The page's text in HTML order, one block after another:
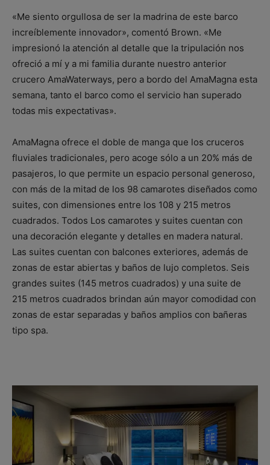
«Me siento orgullosa de ser la madrina de este barco
increíblemente innovador», comentó Brown. «Me
impresionó la atención al detalle que la tripulación nos
ofreció a mí y a mi familia durante nuestro anterior
crucero AmaWaterways, pero a bordo del AmaMagna esta
semana, tanto el barco como el servicio han superado
todas mis expectativas».
AmaMagna ofrece el doble de manga que los cruceros
fluviales tradicionales, pero acoge sólo a un 20% más de
pasajeros, lo que permite un espacio personal generoso,
con más de la mitad de los 98 camarotes diseñados como
suites, con dimensiones entre los 108 y 215 metros
cuadrados. Todos Los camarotes y suites cuentan con
una decoración elegante y detalles en madera natural.
Las suites cuentan con balcones exteriores, además de
zonas de estar abiertas y baños de lujo completos. Seis
grandes suites (145 metros cuadrados) y una suite de
215 metros cuadrados brindan aún mayor comodidad con
zonas de estar separadas y baños amplios con bañeras
tipo spa.